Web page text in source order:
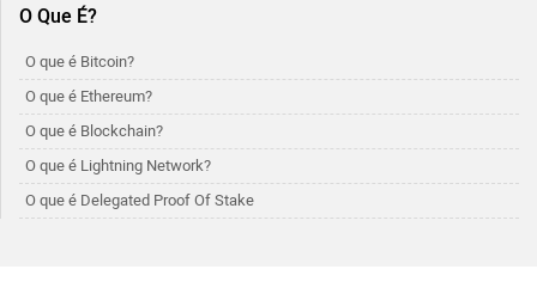
O Que É?
O que é Bitcoin?
O que é Ethereum?
O que é Blockchain?
O que é Lightning Network?
O que é Delegated Proof Of Stake